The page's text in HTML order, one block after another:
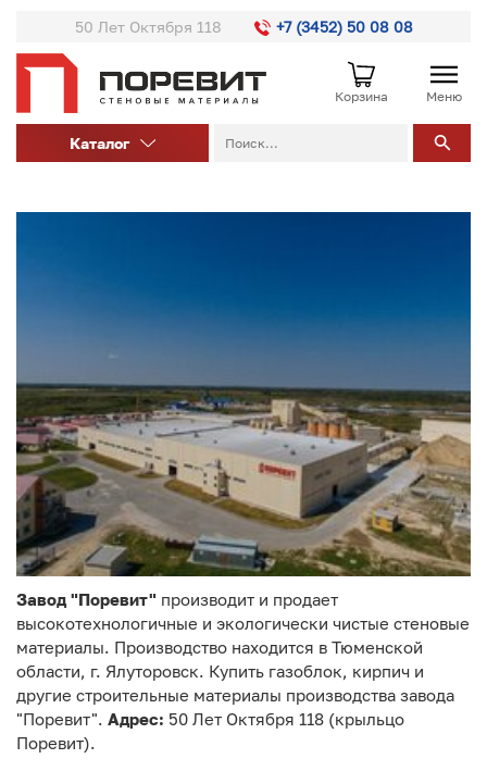
50 Лет Октября 118 +7 (3452) 50 08 08
Корзина Меню
Каталог
Завод "Поревит" производит и продает
высокотехнологичные и экологически чистые стеновые
материалы. Производство находится в Тюменской
области, г. Ялуторовск. Купить газоблок, кирпич и
другие строительные материалы производства завода
"Поревит". Адрес: 50 Лет Октября 118 (крыльцо
Поревит).